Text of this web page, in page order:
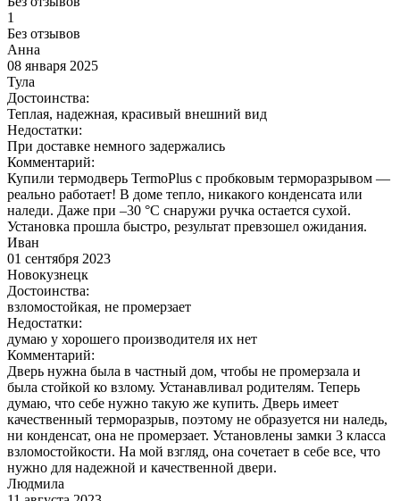
1
Без отзывов
Анна
08 января 2025
Тула
Достоинства:
Теплая, надежная, красивый внешний вид
Недостатки:
При доставке немного задержались
Комментарий:
Купили термодверь TermoPlus с пробковым терморазрывом —
реально работает! В доме тепло, никакого конденсата или
наледи. Даже при –30 °C снаружи ручка остается сухой.
Установка прошла быстро, результат превзошел ожидания.
Иван
01 сентября 2023
Новокузнецк
Достоинства:
взломостойкая, не промерзает
Недостатки:
думаю у хорошего производителя их нет
Комментарий:
Дверь нужна была в частный дом, чтобы не промерзала и
была стойкой ко взлому. Устанавливал родителям. Теперь
думаю, что себе нужно такую же купить. Дверь имеет
качественный терморазрыв, поэтому не образуется ни наледь,
ни конденсат, она не промерзает. Установлены замки 3 класса
взломостойкости. На мой взгляд, она сочетает в себе все, что
нужно для надежной и качественной двери.
Людмила